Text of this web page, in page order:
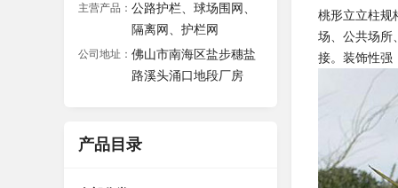
主营产品： 公路护栏、球场围网、
隔离网、护栏网
公司地址： 佛山市南海区盐步穗盐
路溪头涌口地段厂房
产品目录
桃形立立柱规
场、公共场所
接。装饰性强